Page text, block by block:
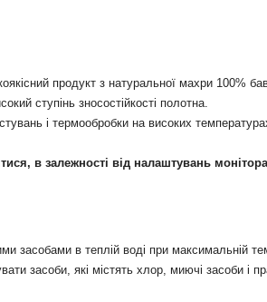
продукт з натуральної махри 100%
ступінь зносостійкості полотна.
і термообробки на високих
в залежності від налаштувань монітора
засобами в теплій воді при максимальній
засоби, які містять хлор, миючі засоби і